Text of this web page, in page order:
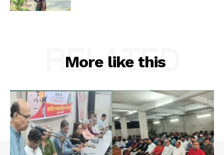
More like this
RELATED